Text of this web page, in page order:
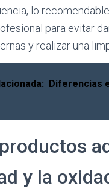
lo
para evitar
y realizar una
Diferencias
y la